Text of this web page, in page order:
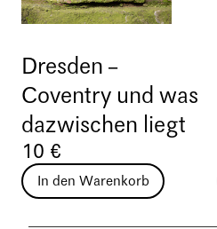
Dresden –
Coventry und was
dazwischen liegt
10 €
In den Warenkorb